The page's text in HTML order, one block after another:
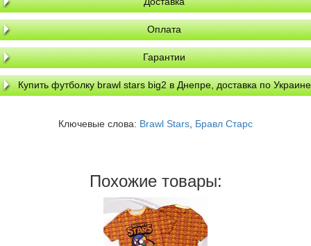
Оплата
Гарантии
Купить футболку brawl stars big2 в Днепре, доставка по Украине
Ключевые слова: Brawl Stars Бравл Старс
Похожие товары: